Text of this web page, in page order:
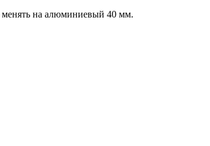
менять на алюминиевый 40 мм.